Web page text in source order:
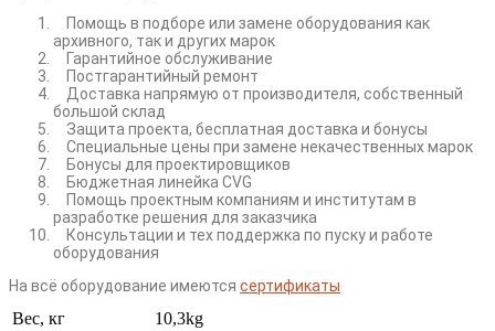
Помощь в подборе или замене оборудования как
архивного, так и других марок
Гарантийное обслуживание
Постгарантийный ремонт
Доставка напрямую от производителя, собственный
большой склад
Защита проекта, бесплатная доставка и бонусы
Специальные цены при замене некачественных марок
Бонусы для проектировщиков
Бюджетная линейка CVG
Помощь проектным компаниям и институтам в
разработке решения для заказчика
Консультации и тех поддержка по пуску и работе
оборудования
На всё оборудование имеются сертификаты
Вес, кг
10,3kg